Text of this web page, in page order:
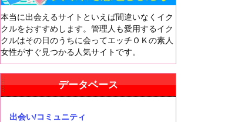
本当に出会えるサイトといえば間違いなくイク
クルをおすすめします。管理人も愛用するイク
クルはその日のうちに会ってエッチＯＫの素人
女性がすぐ見つかる人気サイトです。
データベース
出会い/コミュニティ